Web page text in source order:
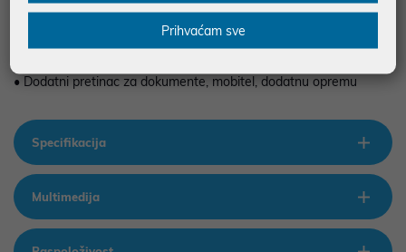
• Torba za prijenosna računala do 15.6"
• Dodatni pretinac za dokumente, mobitel, dodatnu opremu
Specifikacija
Multimedija
Prihvaćam sve